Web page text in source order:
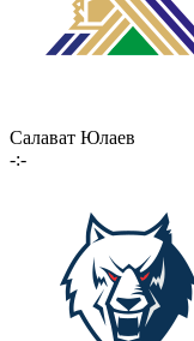
Салават Юлаев
-:-